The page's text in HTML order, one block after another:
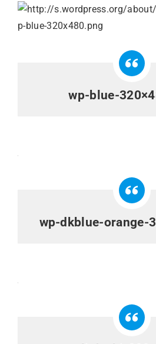
wp-blue-
wp-dkblue-orange-